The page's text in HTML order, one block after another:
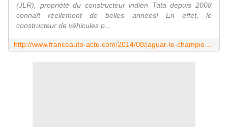
(JLR), propriété du constructeur indien Tata depuis 2008
connaît réellement de belles années! En effet, le
constructeur de véhicules p...